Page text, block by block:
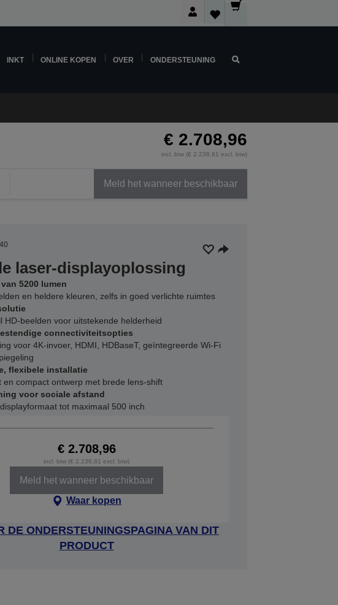
INKT ONLINE KOPEN OVER ONDERSTEUNING
€ 2.708,96
incl. btw (€ 2.238,81 excl. btw)
Meld het wanneer beschikbaar
laser-displayoplossing
5200 lumen
en heldere kleuren, zelfs in goed verlichte ruimtes
HD-beelden voor uitstekende helderheid
connectiviteitsopties
voor 4K-invoer, HDMI, HDBaseT, geïntegreerde Wi-Fi
flexibele installatie
en compact ontwerp met brede lens-shift
voor sociale afstand
tot maximaal 500 inch
€ 2.708,96
incl. btw (€ 2.238,81 excl. btw)
Meld het wanneer beschikbaar
Waar kopen
DE ONDERSTEUNINGSPAGINA VAN DIT
PRODUCT